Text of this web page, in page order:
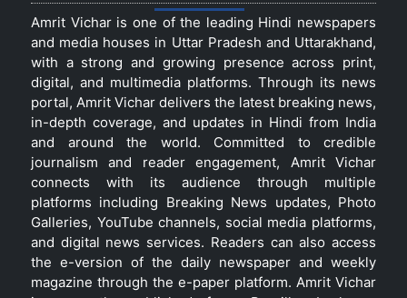
Amrit Vichar is one of the leading Hindi newspapers
and media houses in Uttar Pradesh and Uttarakhand,
with a strong and growing presence across print,
digital, and multimedia platforms. Through its news
portal, Amrit Vichar delivers the latest breaking news,
in-depth coverage, and updates in Hindi from India
and around the world. Committed to credible
journalism and reader engagement, Amrit Vichar
connects with its audience through multiple
platforms including Breaking News updates, Photo
Galleries, YouTube channels, social media platforms,
and digital news services. Readers can also access
the e-version of the daily newspaper and weekly
magazine through the e-paper platform. Amrit Vichar